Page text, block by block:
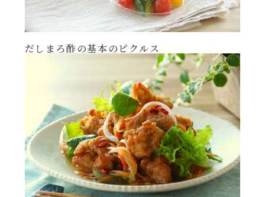
ハロウィン
運動会
年末年始
その他
だしまろ酢の基本のピクルス